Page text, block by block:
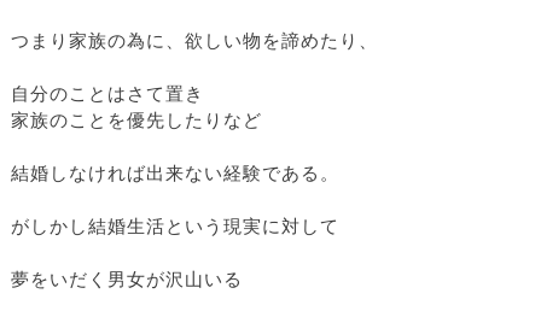
つまり家族の為に、欲しい物を諦めたり、
自分のことはさて置き
家族のことを優先したりなど
結婚しなければ出来ない経験である。
がしかし結婚生活という現実に対して
夢をいだく男女が沢山いる